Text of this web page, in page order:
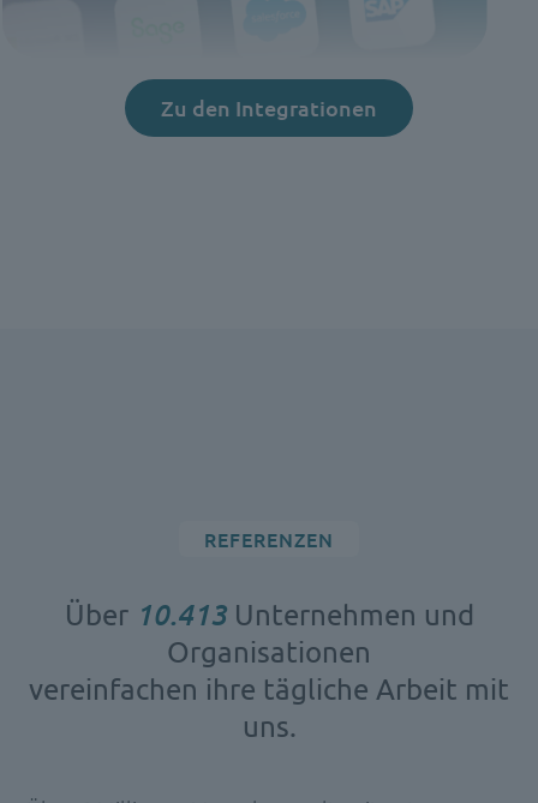
Zu den Integrationen
REFERENZEN
Über 10.633Unternehmen und
Organisationen
vereinfachen ihre tägliche Arbeit mit
uns.